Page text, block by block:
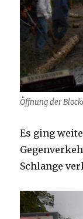
Öffnung der
Es ging
Schlange